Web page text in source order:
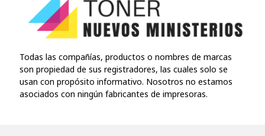
Todas las compañías, productos o nombres de marcas
son propiedad de sus registradores, las cuales solo se
usan con propósito informativo. Nosotros no estamos
asociados con ningún fabricantes de impresoras.